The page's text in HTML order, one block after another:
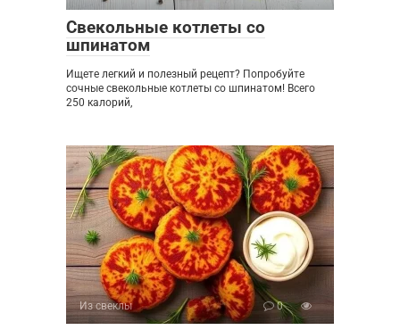
Свекольные котлеты со
шпинатом
Ищете легкий и полезный рецепт? Попробуйте
сочные свекольные котлеты со шпинатом! Всего
250 калорий,
Из свеклы 0